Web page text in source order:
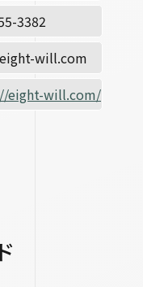
3382
will.com
eight-will.com/